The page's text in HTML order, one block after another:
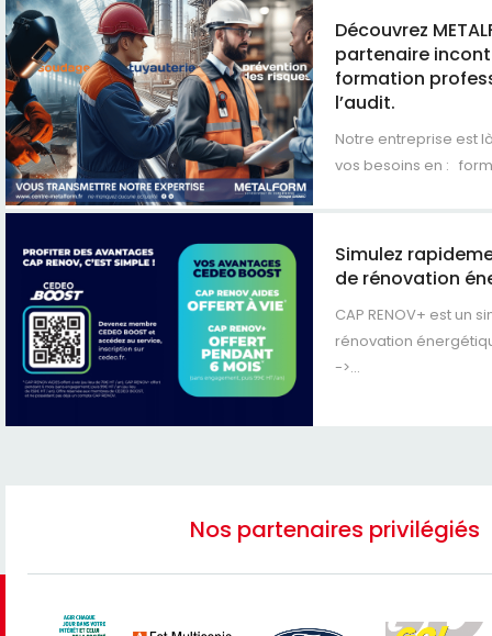
Découvrez
partenaire
formation
l’audit.
Notre entreprise est
vos besoins en :
Simulez
de rénovation
CAP RENOV+ est un
rénovation
->...
Nos partenaires privilégiés